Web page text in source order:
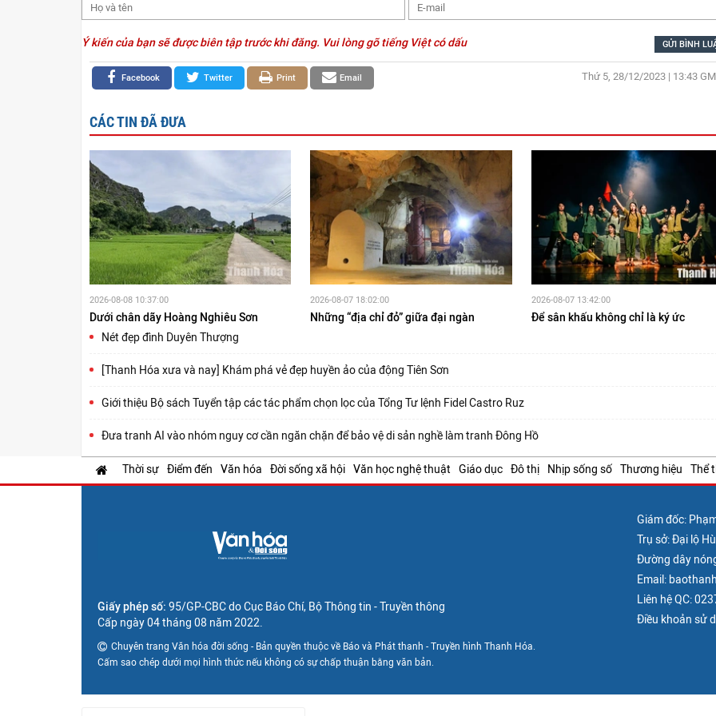
Ý kiến của bạn sẽ được biên tập trước khi đăng. Vui lòng gõ tiếng Việt có dấu
Email
Print
Twitter
Facebook Thứ 5, 28/12/2023 | 13:43
CÁC TIN ĐÃ ĐƯA
2026-08-08 10:37:00
Dưới chân dãy Hoàng Nghiêu Sơn
2026-08-07 18:02:00
Những “địa chỉ đỏ” giữa đại ngàn
2026-08-07 13:42:00
Để sân khấu không chỉ là ký ức
Nét đẹp đình Duyên Thượng
[Thanh Hóa xưa và nay] Khám phá vẻ đẹp huyền ảo của động Tiên Sơn
Giới thiệu Bộ sách Tuyển tập các tác phẩm chọn lọc của Tổng Tư lệnh Fidel Castro Ruz
Đưa tranh AI vào nhóm nguy cơ cần ngăn chặn để bảo vệ di sản nghề làm tranh Đông Hồ
Thời sự Điểm đến Văn hóa Đời sống xã hội Văn học nghệ thuật Giáo dục Đô thị Nhịp sống số Thương hiệu Thể
Giấy phép số: 95/GP-CBC do Cục Báo Chí, Bộ Thông tin - Truyền thông
Cấp ngày 04 tháng 08 năm 2022.
Chuyên trang Văn hóa đời sống - Bản quyền thuộc về Báo và Phát thanh - Truyền hình Thanh Hóa.
Cấm sao chép dưới mọi hình thức nếu không có sự chấp thuận bằng văn bản.
Giám đốc:
Trụ sở: Đại lộ
Đường dây
Email:
Liên hệ QC:
Điều khoản sử